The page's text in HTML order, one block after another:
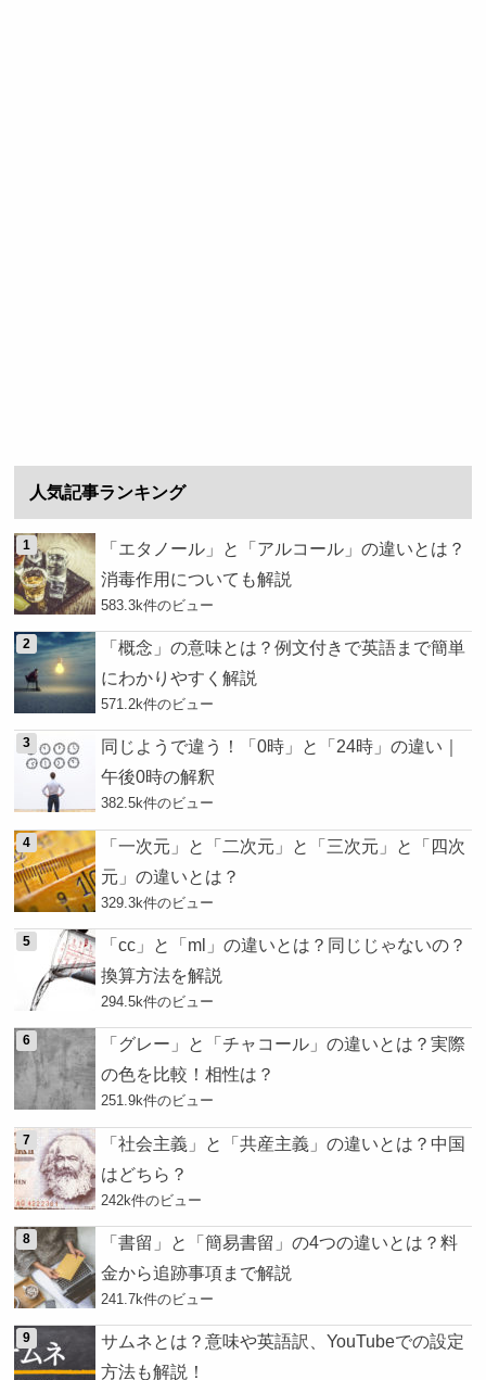
人気記事ランキング
「エタノール」と「アルコール」の違いとは？
消毒作用についても解説
583.3k件のビュー
「概念」の意味とは？例文付きで英語まで簡単
にわかりやすく解説
571.2k件のビュー
同じようで違う！「0時」と「24時」の違い｜
午後0時の解釈
382.5k件のビュー
「一次元」と「二次元」と「三次元」と「四次
元」の違いとは？
329.3k件のビュー
「cc」と「ml」の違いとは？同じじゃないの？
換算方法を解説
294.5k件のビュー
「グレー」と「チャコール」の違いとは？実際
の色を比較！相性は？
251.9k件のビュー
「社会主義」と「共産主義」の違いとは？中国
はどちら？
242k件のビュー
「書留」と「簡易書留」の4つの違いとは？料
金から追跡事項まで解説
241.7k件のビュー
サムネとは？意味や英語訳、YouTubeでの設定
方法も解説！